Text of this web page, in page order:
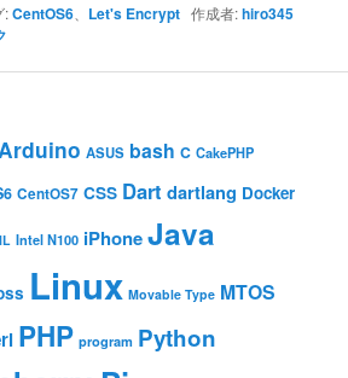
:CentOS6 Let's Encrypt 作成者:hiro345
Arduino ASUS bash C CakePHP
CentOS7 CSS Dart dartlang Docker
Intel N100 iPhoneJava
Linux Movable Type MTOS
PHP program Python